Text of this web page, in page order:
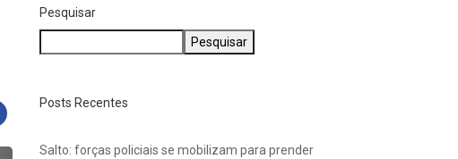
Pesquisar
Pesquisar
Posts Recentes
Salto: forças policiais se mobilizam para prender